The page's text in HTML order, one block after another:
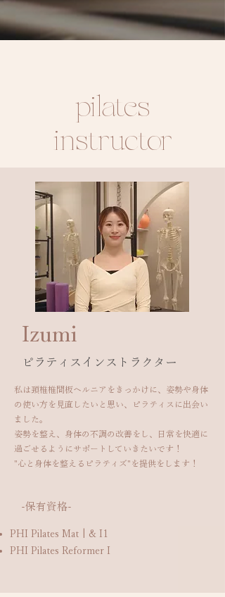
​pilates
instructor
​Izumi
​ピラティスインストラクター
私は頚椎椎間板ヘルニアをきっかけに、姿勢や身体
の使い方を見直したいと思い、ピラティスに出会い
ました。
姿勢を整え、身体の不調の改善をし、日常を快適に
過ごせるようにサポートしていきたいです！
"心と身体を整えるピラティズ"を提供をします！
​-保有資格-
PHI Pilates Mat | & I1
PHI Pilates Reformer I